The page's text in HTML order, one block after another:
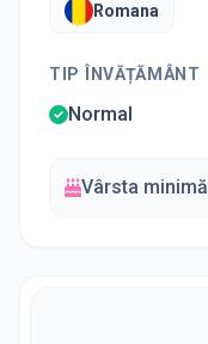
Romana
TIP ÎNVĂȚĂMÂNT
Normal
Vârsta minimă